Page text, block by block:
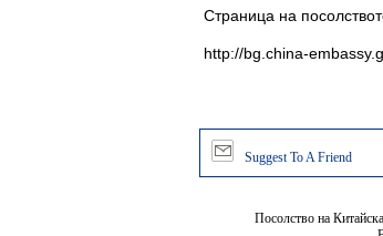
Страница на
http://bg.china-
Suggest To A Friend
Посолство на